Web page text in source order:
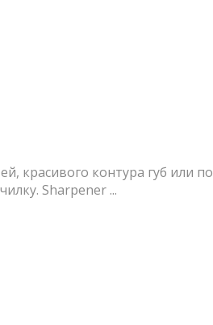
красивого контура губ или
Sharpener ...